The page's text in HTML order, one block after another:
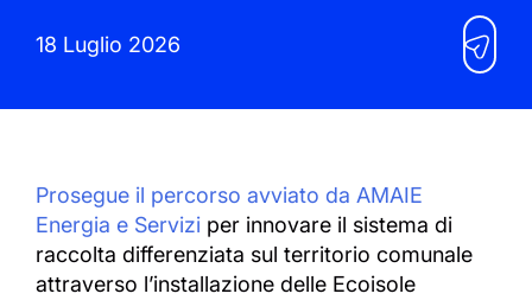
18 Luglio 2026
Prosegue il percorso avviato da AMAIE
Energia e Servizi per innovare il sistema di
raccolta differenziata sul territorio comunale
attraverso l’installazione delle Ecoisole